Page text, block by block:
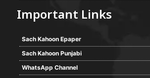
Important Links
Sach Kahoon Epaper
Sach Kahoon Punjabi
WhatsApp Channel